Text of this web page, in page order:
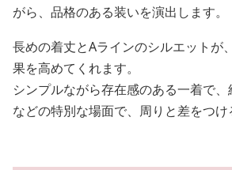
がら、品格のある装いを演出します。
長めの着丈とAラインのシルエットが
果を高めてくれます。
シンプルながら存在感のある一着で
などの特別な場面で、周りと差をつけ